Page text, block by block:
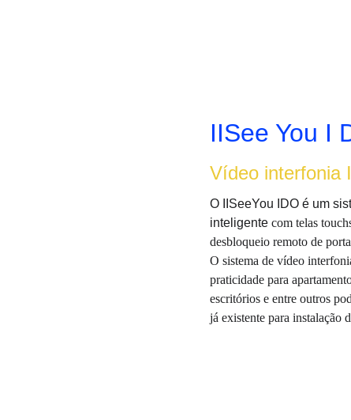
IISee You I
Vídeo interfonia
O IISeeYou IDO é um
inteligente com telas
desbloqueio remoto de
O sistema de vídeo
praticidade para
escritórios e entre outros
já existente para instalação